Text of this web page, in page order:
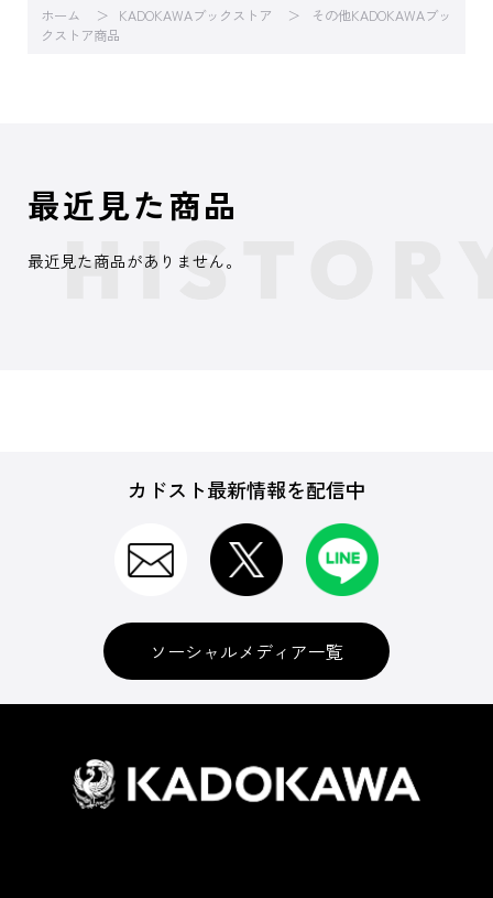
ホーム KADOKAWAブックストア
その他KADOKAWAブッ
クストア商品
最近見た商品
最近見た商品がありません。
カドスト最新情報を配信中
ソーシャルメディア一覧